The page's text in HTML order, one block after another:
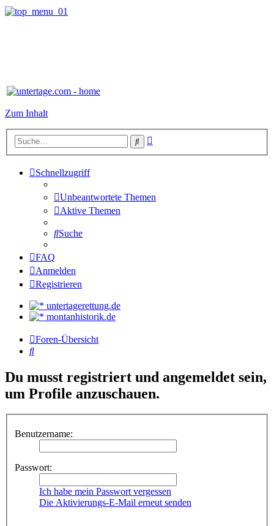
Zum Inhalt
Suche
Schnellzugriff
Unbeantwortete Themen
Aktive Themen
Suche
FAQ
Anmelden
Registrieren
untertagerettung.de
montanhistorik.de
Foren-Übersicht
Suche
Du musst registriert und angemeldet sein,
um Profile anzuschauen.
Benutzername:
Passwort:
Ich habe mein Passwort vergessen
Die Aktivierungs-E-Mail erneut senden